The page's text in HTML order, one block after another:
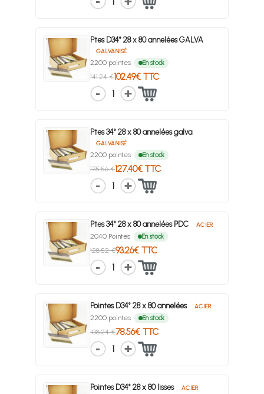
Ptes D34° 28 x 80 annelées GALVA
GALVANISÉ
2200 pointes En stock
141.24 €102.49€ TTC
1
Ptes 34° 28 x 80 annelées galva
GALVANISÉ
2200 pointes En stock
175.56 €127.40€ TTC
1
Ptes 34° 28 x 80 annelées PDC ACIER
2040 Pointes En stock
128.52 €93.26€ TTC
1
Pointes D34° 28 x 80 annelées ACIER
2200 pointes En stock
108.24 €78.56€ TTC
1
Pointes D34° 28 x 80 lisses ACIER